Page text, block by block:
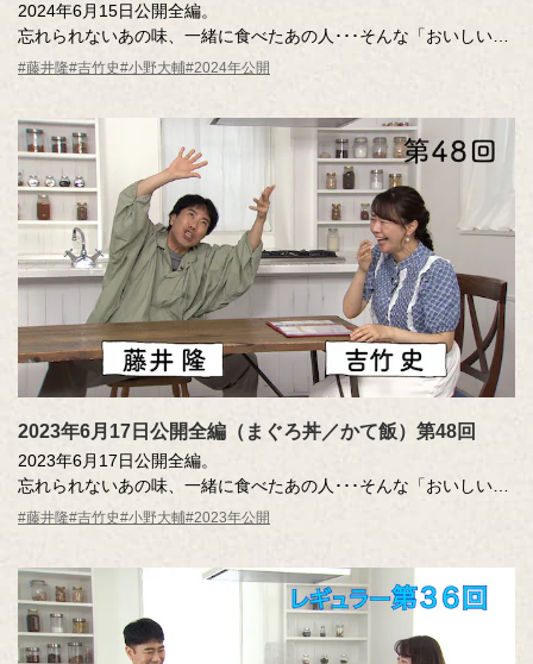
2024年6月15日公開全編。
忘れられないあの味、一緒に食べたあの人･･･そんな「おいしい記
憶」のエッセーを読んだ調査員が、記憶さん（エッセー作者）と
MC ：藤井隆 進行：吉竹史
ナレーター：小野大輔（声優）
#藤井隆#吉竹史#小野大輔#2024年公開
2023年6月17日公開全編（まぐろ丼／かて飯）第48回
2023年6月17日公開全編。
忘れられないあの味、一緒に食べたあの人･･･そんな「おいしい記
憶」のエッセーを読んだ調査員が、記憶さん（エッセー作者）と
MC ：藤井隆 進行：吉竹史
ナレーター：小野大輔（声優）
#藤井隆#吉竹史#小野大輔#2023年公開